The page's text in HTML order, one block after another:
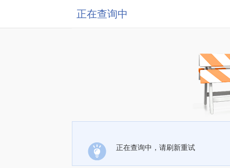
正在查询中
正在查询中，请刷新重试